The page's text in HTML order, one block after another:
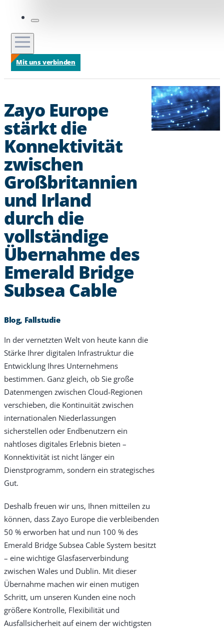
Products & Services
Industries
Why Choose Zayo Europe
About Zayo Europe
Mit uns verbinden
Zayo Europe
stärkt die
Konnektivität
zwischen
Großbritannien
und Irland
durch die
vollständige
Übernahme des
Emerald Bridge
Subsea Cable
Blog, Fallstudie
In der vernetzten Welt von heute kann die
Stärke Ihrer digitalen Infrastruktur die
Entwicklung Ihres Unternehmens
bestimmen. Ganz gleich, ob Sie große
Datenmengen zwischen Cloud-Regionen
verschieben, die Kontinuität zwischen
internationalen Niederlassungen
sicherstellen oder Endbenutzern ein
nahtloses digitales Erlebnis bieten –
Konnektivität ist nicht länger ein
Dienstprogramm, sondern ein strategisches
Gut.
Deshalb freuen wir uns, Ihnen mitteilen zu
können, dass Zayo Europe die verbleibenden
50 % erworben hat und nun 100 % des
Emerald Bridge Subsea Cable System besitzt
– eine wichtige Glasfaserverbindung
zwischen Wales und Dublin. Mit dieser
Übernahme machen wir einen mutigen
Schritt, um unseren Kunden eine noch
größere Kontrolle, Flexibilität und
Ausfallsicherheit auf einem der wichtigsten